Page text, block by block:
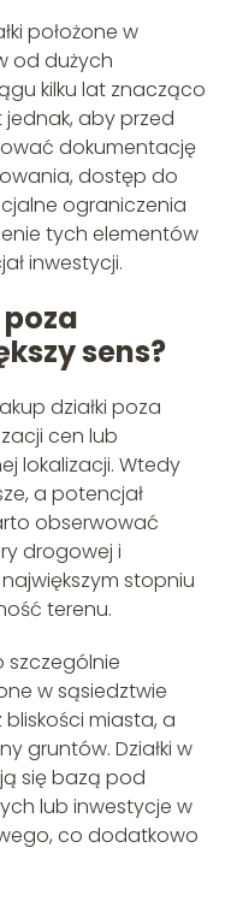
położone w
od dużych
kilku lat znacząco
jednak, aby przed
dokumentację
dostęp do
ograniczenia
tych elementów
inwestycji.
sens?
działki poza
cen lub
lokalizacji. Wtedy
a potencjał
obserwować
drogowej i
stopniu
terenu.
szczególnie
w sąsiedztwie
bliskości miasta, a
gruntów. Działki w
się bazą pod
lub inwestycje w
co dodatkowo